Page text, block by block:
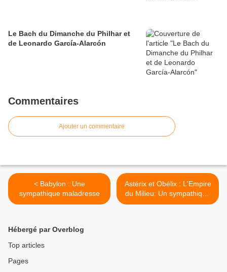
Le Bach du Dimanche du Philhar et
de Leonardo García-Alarcón
Commentaires
Ajouter un commentaire
< Babylon : Une
sympathique maladresse
Astérix et Obélix : L'Empire
du Milieu: Un sympathique
spectacle >
Hébergé par Overblog
Top articles
Pages